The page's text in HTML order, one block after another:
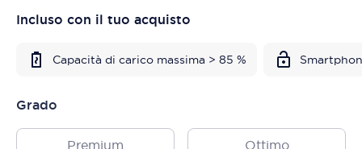
Incluso con il tuo acquisto
Capacità di carico massima > 85 %
Grado
Premium Ottimo